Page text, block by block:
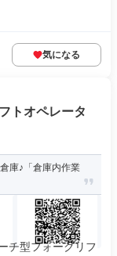
気になる
トオペレータ
庫♪「倉庫内作業
チ型フォークリフ